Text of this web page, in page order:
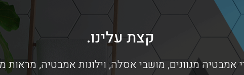
קצת עלינו.
אמבטיה מגוונים, מושבי אסלה, וילונות אמבטיה, מראות